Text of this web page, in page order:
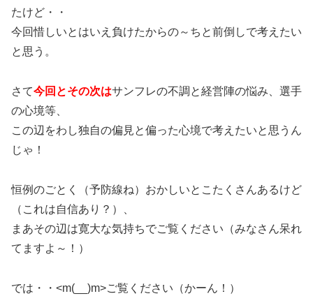
たけど・・
今回惜しいとはいえ負けたからの～ちと前倒しで考えたい
と思う。
さて今回とその次はサンフレの不調と経営陣の悩み、選手
の心境等、
この辺をわし独自の偏見と偏った心境で考えたいと思うん
じゃ！
恒例のごとく（予防線ね）おかしいとこたくさんあるけど
（これは自信あり？）、
まあその辺は寛大な気持ちでご覧ください（みなさん呆れ
てますよ～！）
では・・<m(__)m>ご覧ください（かーん！）